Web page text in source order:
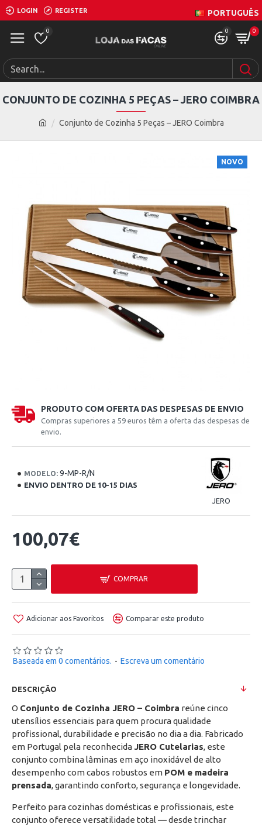
LOGIN REGISTER PORTUGUÊS
0 0 0
Conjunto de Cozinha 5 Peças – JERO Coimbra
CONJUNTO DE COZINHA 5 PEÇAS – JERO COIMBRA
NOVO
PRODUTO COM OFERTA DAS DESPESAS DE ENVIO
Compras superiores a 59 euros têm a oferta das despesas de
envio.
MODELO: 9-MP-R/N
ENVIO DENTRO DE 10-15 DIAS
JERO
Baseada em 0 comentários. - Escreva um comentário
100,07€
COMPRAR
Adicionar aos Favoritos Comparar este produto
DESCRIÇÃO
O Conjunto de Cozinha JERO – Coimbra reúne cinco
utensílios essenciais para quem procura qualidade
profissional, durabilidade e precisão no dia a dia. Fabricado
em Portugal pela reconhecida JERO Cutelarias, este
conjunto combina lâminas em aço inoxidável de alto
desempenho com cabos robustos em POM e madeira
prensada, garantindo conforto, segurança e longevidade.
Perfeito para cozinhas domésticas e profissionais, este
conjunto oferece versatilidade total — desde trinchar